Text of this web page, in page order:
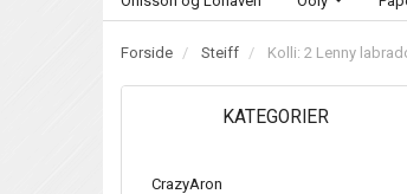
Forside Steiff Kolli: 2 Lenny
KATEGORIER
CrazyAron